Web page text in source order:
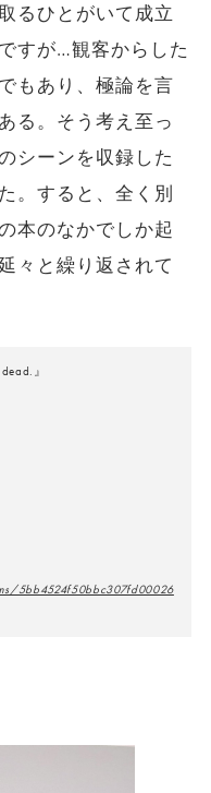
るひとがいて成立
すが…観客からした
もあり、極論を言
る。そう考え至っ
シーンを収録した
。すると、全く別
本のなかでしか起
々と繰り返されて
』
5bb4524f50bbc307fd00026